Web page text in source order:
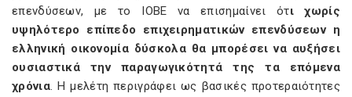
επενδύσεων, με το ΙΟΒΕ να επισημαίνει ότι χωρίς
υψηλότερο επίπεδο επιχειρηματικών επενδύσεων η
ελληνική οικονομία δύσκολα θα μπορέσει να αυξήσει
ουσιαστικά την παραγωγικότητά της τα επόμενα
χρόνια. Η μελέτη περιγράφει ως βασικές προτεραιότητες